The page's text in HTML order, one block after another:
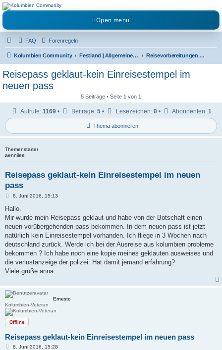
Kolumbienforum - Das
grosse Forum der
Freunde Kolumbiens
Reisen, Auswandern, Kultur, Politik, Geschichte und Visum in Kolumbien und Venezuela.
Austausch, Erfahrungen und Gemeinschaft im Kolumbienforum
Open menu
FAQ Forenregeln
Kolumbien Community Festland | Allgemeine Fragen Reisevorbereitungen & Reiseerfahrungen
Reisepass geklaut-kein Einreisestempel im
neuen pass
5 Beiträge • Seite 1 von 1
Thema abonnieren
Aufrufe: 1169 • Beiträge: 5 • Lesezeichen: 0 • Abonnenten: 1
Themenstarter
aennilee
Reisepass geklaut-kein Einreisestempel im neuen
pass
B
i
r
a
8. Juni 2016, 15:13
Hallo.
Mir wurde mein Reisepass geklaut und habe von der Botschaft einen
neuen vorübergehenden pass bekommen. In dem neuen pass ist jetzt
natürlich kein Einreisestempel vorhanden. Ich fliege in 3 Wochen nach
deutschland zurück. Werde ich bei der Ausreise aus kolumbien probleme
bekommen ? Ich habe noch eine kopie meines geklauten ausweises und
die verlustanzeige der polizei. Hat damit jemand erfahrung?
Viele grüße anna
Ernesto
Kolumbien-Veteran
Offline
Reisepass geklaut-kein Einreisestempel im neuen pass
B8. Juni 2016, 15:28